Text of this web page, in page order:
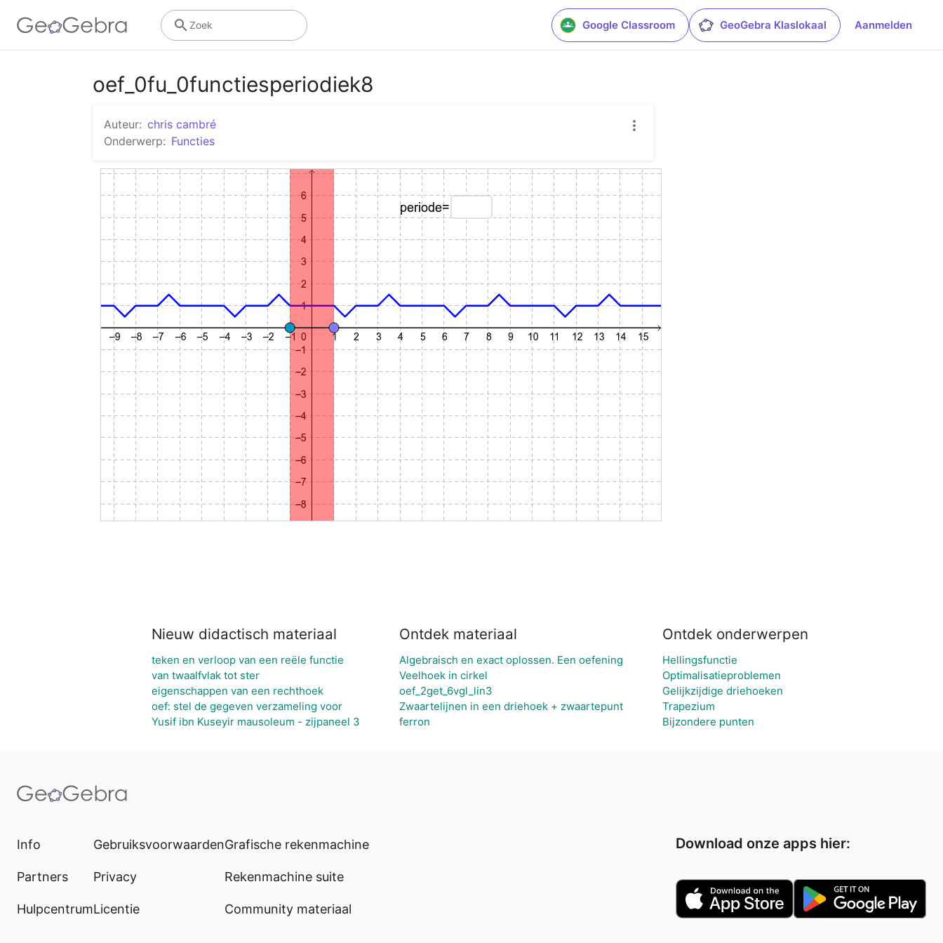
Google Classroom GeoGebra Klaslokaal Aanmelden
Zoek
oef_0fu_0functiesperiodiek8
Auteur: chris cambré
Onderwerp: Functies
Nieuw didactisch materiaal
teken en verloop van een reële functie
van twaalfvlak tot ster
eigenschappen van een rechthoek
oef: stel de gegeven verzameling voor
Yusif ibn Kuseyir mausoleum - zijpaneel 3
Ontdek materiaal
Algebraisch en exact oplossen. Een oefening
Veelhoek in cirkel
oef_2get_6vgl_lin3
Zwaartelijnen in een driehoek + zwaartepunt
ferron
Ontdek onderwerpen
Hellingsfunctie
Optimalisatieproblemen
Gelijkzijdige driehoeken
Trapezium
Bijzondere punten
Info
Partners
Hulpcentrum
Gebruiksvoorwaarden
Privacy
Licentie
Grafische rekenmachine
Rekenmachine suite
Community materiaal
Download onze apps hier: